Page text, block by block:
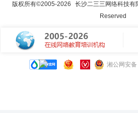
版权所有©2005-2026 长沙二三三网络科技有
Reserved
湘公网安